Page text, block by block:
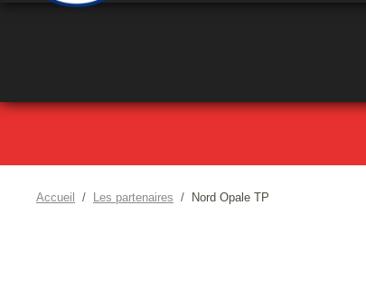
Accueil Les partenaires Nord Opale TP